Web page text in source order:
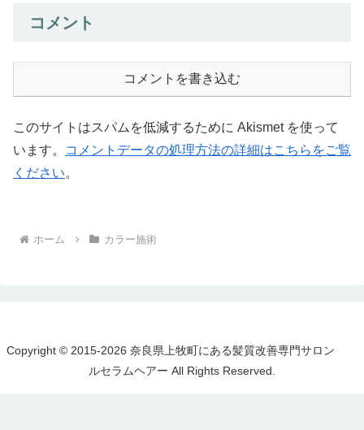
コメント
コメントを書き込む
このサイトはスパムを低減するために Akismet を使って
います。
コメントデータの処理方法の詳細はこちらをご覧
ください。
ホーム カラー施術
Copyright © 2015-2026 奈良県上牧町にある髪質改善専門サロン
ルセラムヘアー All Rights Reserved.